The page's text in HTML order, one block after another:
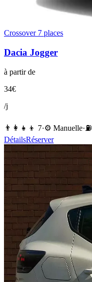
Crossover 7 places
Dacia Jogger
à partir de
34€
/j
👨‍👩‍👧‍👦 7·⚙️ Manuelle·⛽️
DétailsRéserver